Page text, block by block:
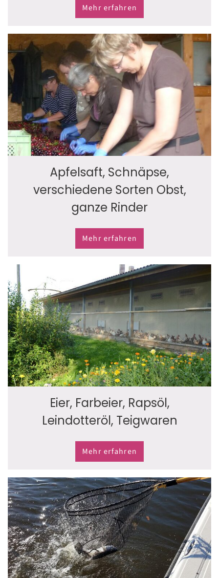
Mehr erfahren
Apfelsaft, Schnäpse,
verschiedene Sorten Obst,
ganze Rinder
Mehr erfahren
Eier, Farbeier, Rapsöl,
Leindotteröl, Teigwaren
Mehr erfahren